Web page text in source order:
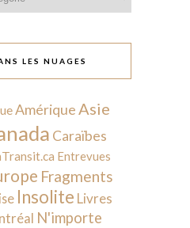
LES NUAGES
AmériqueAsie
Caraïbes
Entrevues
Fragments
Insolite Livres
N'importe